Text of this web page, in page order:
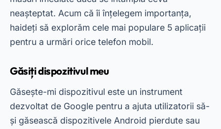
furate. În plus, vă permite să vedeți locația
exactă a telefonului pe o hartă, să sunați o
alarmă pe dispozitiv sau să ștergeți toate datele
smartphone-ul sau vă puteți proteja informațiile
OGăsiți dispozitivul meuDe asemenea, oferă o
interfață simplă și intuitivă, făcându-l ușor de